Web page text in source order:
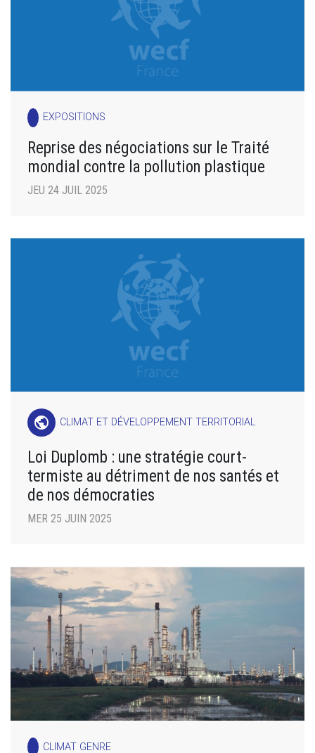
EXPOSITIONS
Reprise des négociations sur le Traité
mondial contre la pollution plastique
JEU 24 JUIL 2025
public CLIMAT ET DÉVELOPPEMENT TERRITORIAL
Loi Duplomb : une stratégie court-
termiste au détriment de nos santés et
de nos démocraties
MER 25 JUIN 2025
CLIMAT GENRE